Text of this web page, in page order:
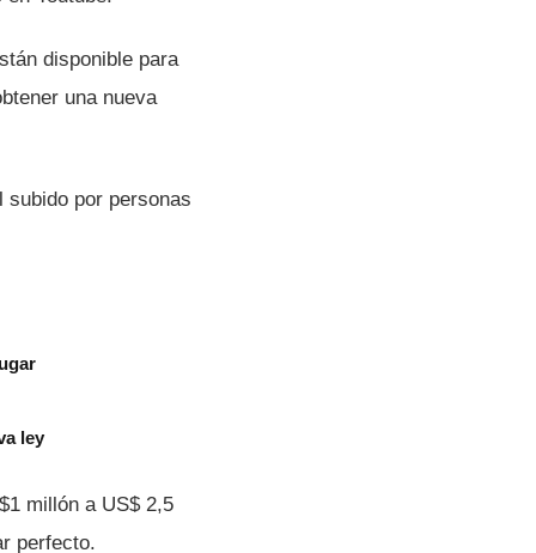
disponible para
una nueva
subido por personas
ley
millón a US$ 2,5
perfecto.